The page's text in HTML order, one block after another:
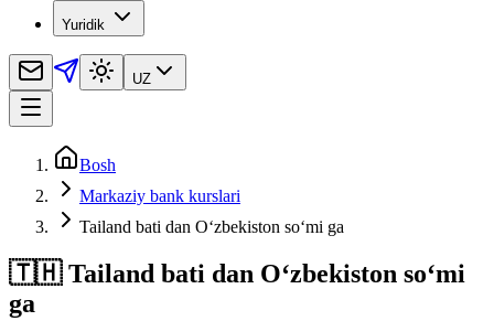
Yuridik
UZ
Bosh
Markaziy bank kurslari
Tailand bati dan O‘zbekiston so‘mi ga
🇹🇭 Tailand bati dan O‘zbekiston so‘mi
ga